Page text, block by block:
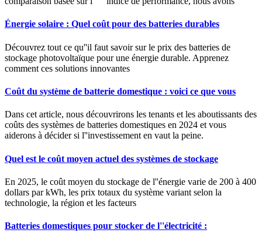
Énergie solaire : Quel coût pour des batteries durables
Découvrez tout ce qu''il faut savoir sur le prix des batteries de
stockage photovoltaïque pour une énergie durable. Apprenez
comment ces solutions innovantes
Coût du système de batterie domestique : voici ce que vous
Dans cet article, nous découvrirons les tenants et les aboutissants des
coûts des systèmes de batteries domestiques en 2024 et vous
aiderons à décider si l''investissement en vaut la peine.
Quel est le coût moyen actuel des systèmes de stockage
En 2025, le coût moyen du stockage de l''énergie varie de 200 à 400
dollars par kWh, les prix totaux du système variant selon la
technologie, la région et les facteurs
Batteries domestiques pour stocker de l''électricité :